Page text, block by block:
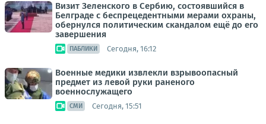
Визит Зеленского в Сербию, состоявшийся в
Белграде с беспрецедентными мерами охраны,
обернулся политическим скандалом ещё до его
завершения
ПАБЛИКИ Сегодня, 16:12
Военные медики извлекли взрывоопасный
предмет из левой руки раненого
военнослужащего
СМИ Сегодня, 15:51